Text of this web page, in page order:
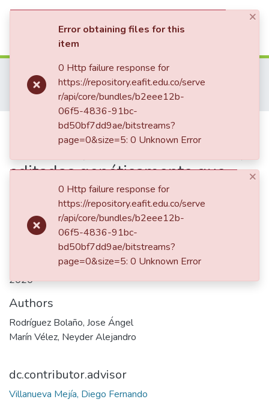
Communities & Collections
All of DSpace
Trabajo de Grado
Biología (trabajo de grado)
Desarrollo de líneas de cacao (Theobroma cacao L.) editadas genéticamente que limiten la acumulación de cadmio en sus tejidos : FASE-I
Publication:Desarrollo de líneas
de cacao (Theobroma cacao L.)
editadas genéticamente que
limiten la acumulación de
cadmio en sus tejidos : FASE-I
2020
Authors
Rodríguez Bolaño, Jose Ángel
Marín Vélez, Neyder Alejandro
dc.contributor.advisor
Villanueva Mejía, Diego Fernando
×
Error obtaining files for this
item
0 Http failure response for
https://repository.eafit.edu.co/serve
r/api/core/bundles/b2eee12b-
06f5-4836-91bc-
bd50bf7dd9ae/bitstreams?
page=0&size=5: 0 Unknown Error
×
0 Http failure response for
https://repository.eafit.edu.co/serve
r/api/core/bundles/b2eee12b-
06f5-4836-91bc-
bd50bf7dd9ae/bitstreams?
page=0&size=5: 0 Unknown Error